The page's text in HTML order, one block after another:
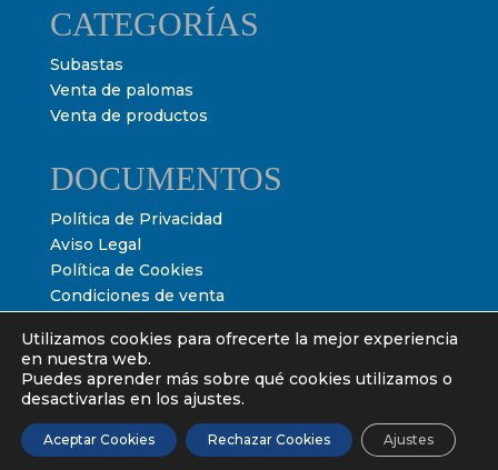
CATEGORÍAS
Subastas
Venta de palomas
Venta de productos
DOCUMENTOS
Política de Privacidad
Aviso Legal
Política de Cookies
Condiciones de venta
Utilizamos cookies para ofrecerte la mejor experiencia
en nuestra web.
Puedes aprender más sobre qué cookies utilizamos o
desactivarlas en los ajustes.
Aceptar Cookies Rechazar Cookies Ajustes
Powered by Ultimate Auction Pro